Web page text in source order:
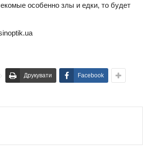
особенно злы и едки, то будет
Друкувати Facebook